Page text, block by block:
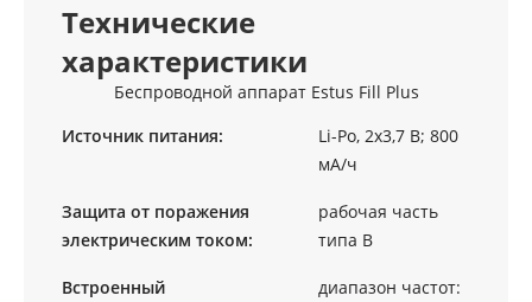
Технические
характеристики
Беспроводной аппарат Estus Fill Plus
Источник питания:
Li-Ро, 2х3,7 В; 800
мА/ч
Защита от поражения
электрическим током:
рабочая часть
типа В
Встроенный
диапазон частот: